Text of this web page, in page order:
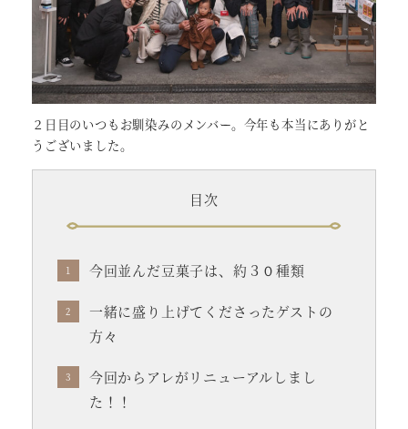
２日目のいつもお馴染みのメンバー。今年も本当にありがと
うございました。
目次
今回並んだ豆菓子は、約３０種類
一緒に盛り上げてくださったゲストの
方々
今回からアレがリニューアルしまし
た！！